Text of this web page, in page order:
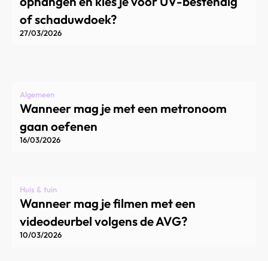
of schaduwdoek?
27/03/2026
Algemeen
Wanneer mag je met een metronoom
gaan oefenen
16/03/2026
Huis & tuin
Wanneer mag je filmen met een
videodeurbel volgens de AVG?
10/03/2026